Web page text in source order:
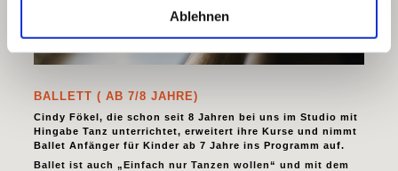
Ablehnen
BALLETT ( AB 7/8 JAHRE)
Cindy Fökel, die schon seit 8 Jahren bei uns im Studio mit
Hingabe Tanz unterrichtet, erweitert ihre Kurse und nimmt
Ballet Anfänger für Kinder ab 7 Jahre ins Programm auf.
Ballet ist auch „Einfach nur Tanzen wollen“ und mit dem